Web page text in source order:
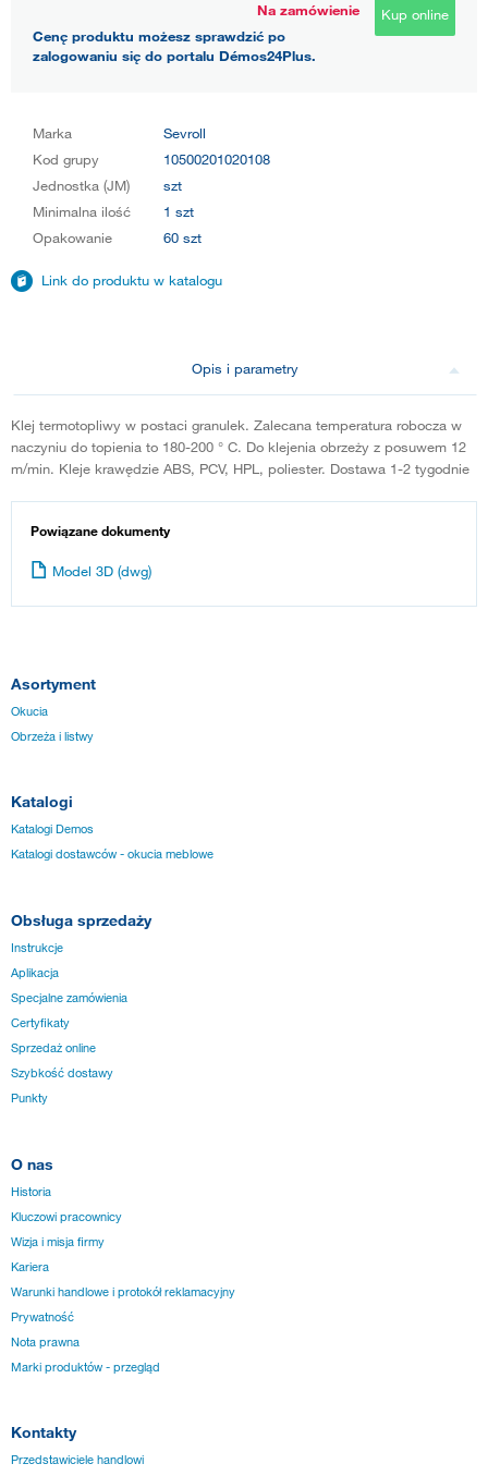
Na zamówienie
Cenę produktu możesz sprawdzić po
zalogowaniu się do portalu Démos24Plus.
Kup online
Marka
Sevroll
Kod grupy
10500201020108
Jednostka (JM)
szt
Minimalna ilość
1 szt
Opakowanie
60 szt
Link do produktu w katalogu
Opis i parametry
Klej termotopliwy w postaci granulek. Zalecana temperatura robocza w
naczyniu do topienia to 180-200 ° C. Do klejenia obrzeży z posuwem 12
m/min. Kleje krawędzie ABS, PCV, HPL, poliester. Dostawa 1-2 tygodnie
Powiązane dokumenty
Model 3D (dwg)
Asortyment
Okucia
Obrzeża i listwy
Katalogi
Katalogi Demos
Katalogi dostawców - okucia meblowe
Obsługa sprzedaży
Instrukcje
Aplikacja
Specjalne zamówienia
Certyfikaty
Sprzedaż online
Szybkość dostawy
Punkty
O nas
Historia
Kluczowi pracownicy
Wizja i misja firmy
Kariera
Warunki handlowe i protokół reklamacyjny
Prywatność
Nota prawna
Marki produktów - przegląd
Kontakty
Przedstawiciele handlowi